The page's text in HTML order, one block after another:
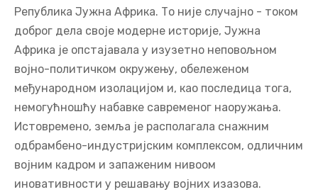
Република Јужна Африка. То није случајно - током
доброг дела своје модерне историје, Јужна
Африка је опстајавала у изузетно неповољном
војно-политичком окружењу, обележеном
међународном изолацијом и, као последица тога,
немогућношћу набавке савременог наоружања.
Истовремено, земља је располагала снажним
одбрамбено-индустријским комплексом, одличним
војним кадром и запаженим нивоом
иновативности у решавању војних изазова.